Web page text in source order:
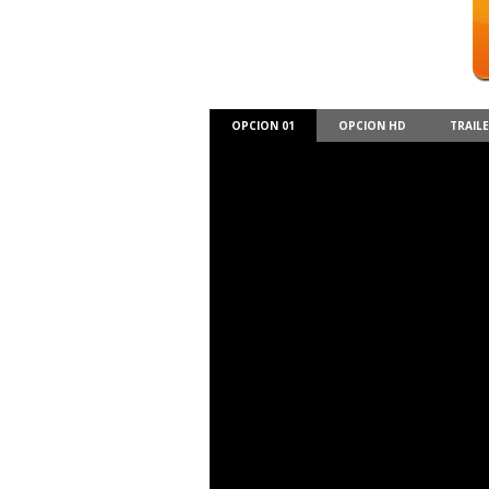
OPCION 01 OPCION HD